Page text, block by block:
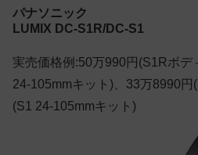
パナソニック
LUMIX DC-S1R/DC-S1
実売価格例:50万990円(S1Rボデ
24-105mmキット)、33万8990円
(S1 24-105mmキット)